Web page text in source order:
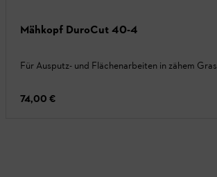
Mähkopf DuroCut 40-4
Für Ausputz- und Flächenarbeiten in zähem Gras
74,00 €